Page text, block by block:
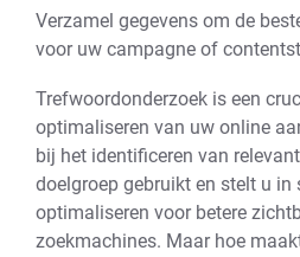
Verzamel gegevens om de
voor uw campagne of
Trefwoordonderzoek is een
optimaliseren van uw online
bij het identificeren van
doelgroep gebruikt en stelt u
optimaliseren voor betere
zoekmachines. Maar hoe